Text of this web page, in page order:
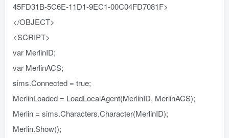
45FD31B-5C6E-11D1-9EC1-00C04FD7081F>
</OBJECT>
<SCRIPT>
var MerlinID;
var MerlinACS;
sims.Connected = true;
MerlinLoaded = LoadLocalAgent(MerlinID, MerlinACS);
Merlin = sims.Characters.Character(MerlinID);
Merlin.Show();